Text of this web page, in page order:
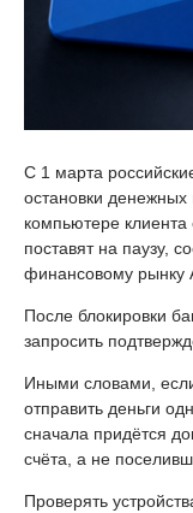
С 1 марта
остановки
компьютере
поставят на паузу,
финансовому рынку
После блокировки
запросить
Иными словами,
отправить деньги
сначала придётся
счёта, а не
Проверять